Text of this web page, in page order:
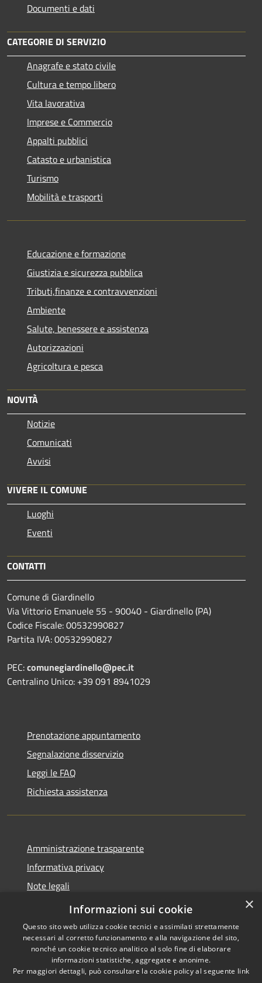
Documenti e dati
CATEGORIE DI SERVIZIO
Anagrafe e stato civile
Cultura e tempo libero
Vita lavorativa
Imprese e Commercio
Appalti pubblici
Catasto e urbanistica
Turismo
Mobilità e trasporti
Educazione e formazione
Giustizia e sicurezza pubblica
Tributi,finanze e contravvenzioni
Ambiente
Salute, benessere e assistenza
Autorizzazioni
Agricoltura e pesca
NOVITÀ
Notizie
Comunicati
Avvisi
VIVERE IL COMUNE
Luoghi
Eventi
CONTATTI
Comune di Giardinello
Via Vittorio Emanuele 55 - 90040 - Giardinello (PA)
Codice Fiscale: 00532990827
Partita IVA: 00532990827
PEC:comunegiardinello@pec.it
Centralino Unico: +39 091 8941029
Prenotazione appuntamento
Segnalazione disservizio
Leggi le FAQ
Richiesta assistenza
Amministrazione trasparente
Informativa privacy
Note legali
Dichiarazione di accessibilità
Accessibilità
Copyright © 2026 • Comune di
Giardinello • Powered by
×
Informazioni sui cookie
Questo sito web utilizza cookie tecnici e assimilati strettamente
necessari al corretto funzionamento e alla navigazione del sito,
nonché un cookie tecnico analitico al solo fine di elaborare
informazioni statistiche, aggregate e anonime.
Per maggiori dettagli, può consultare la cookie policy al seguente link